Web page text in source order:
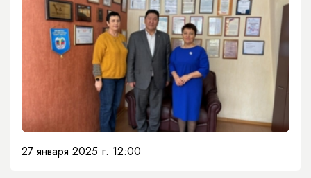
27 января 2025 г. 12:00